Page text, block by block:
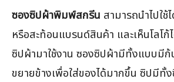
ซองซิปผ้าพิมพ์สกรีน สามารถนำไปใช้
หรือสะท้อนแบรนด์สินค้า และเห็นโลโ
ซิปผ้ามาใช้งาน ซองซิปผ้ามีทั้งแบบมี
ขยายข้างเพื่อใส่ของได้มากขึ้น ซิปมีทั้